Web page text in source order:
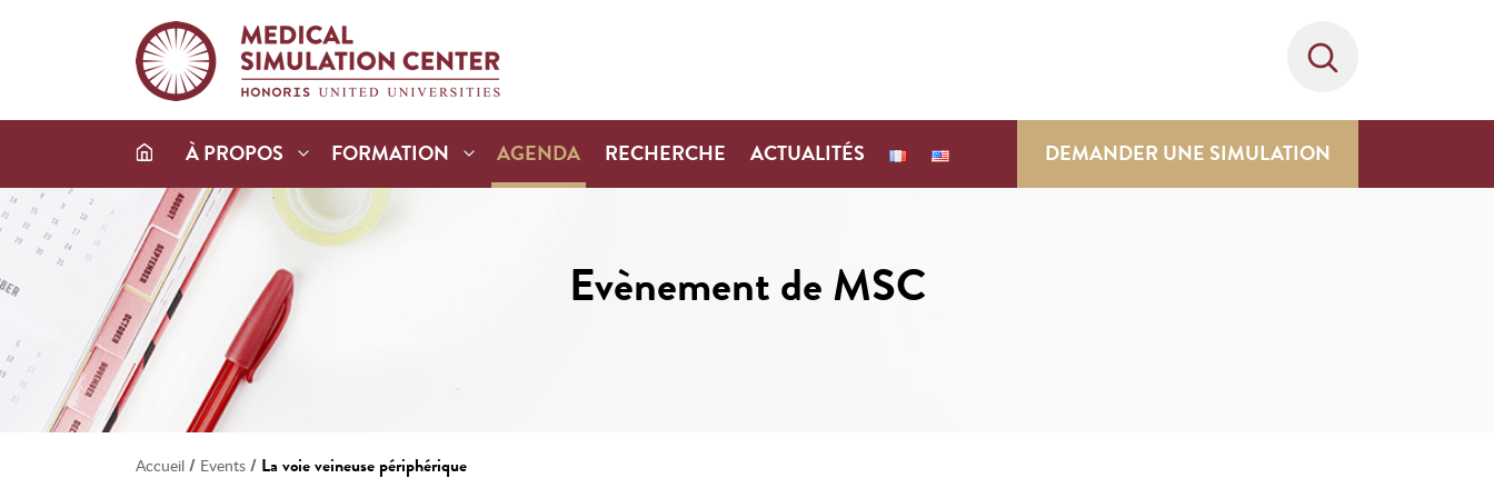
À PROPOS FORMATION AGENDA RECHERCHE ACTUALITÉS DEMANDER UNE SIMULATION
Evènement de MSC
Accueil / Events / La voie veineuse périphérique